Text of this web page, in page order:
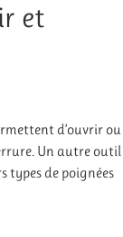
et
d’ouvrir ou
Un autre outil
types de poignées